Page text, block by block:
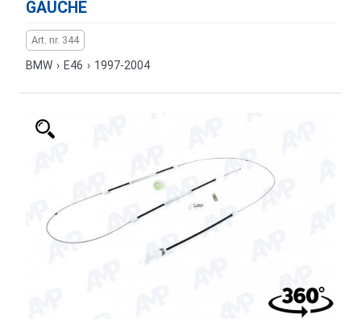
GAUCHE
Art. nr. 344
BMW › E46 › 1997-2004